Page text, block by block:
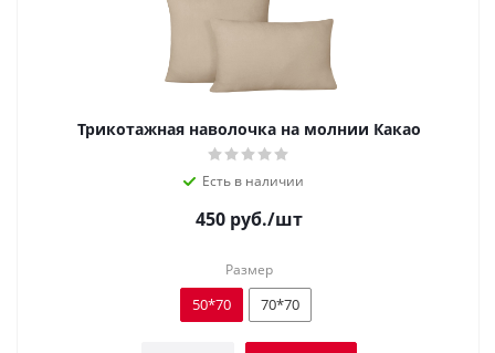
Трикотажная наволочка на молнии Какао
Есть в наличии
450руб./шт
Размер
50*70 70*70